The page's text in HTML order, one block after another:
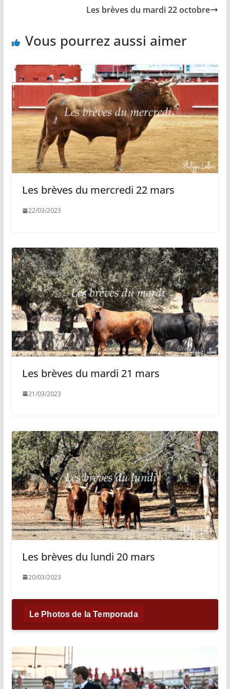
p
e
Les brèves du mardi 22 octobre
Vous pourrez aussi aimer
Les brèves du mercredi 22 mars
22/03/2023
Les brèves du mardi 21 mars
21/03/2023
Les brèves du lundi 20 mars
20/03/2023
Le Photos de la Temporada